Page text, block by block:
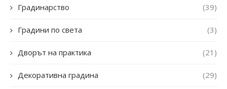
Градинарство (39)
Градини по света (3)
Дворът на практика (21)
Декоративна градина (29)